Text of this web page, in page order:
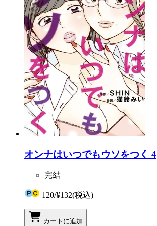
オンナはいつでもウソをつく 4
完結
120/¥132(税込)
カートに追加